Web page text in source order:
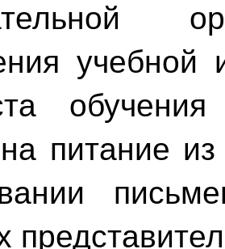
учебной
обучения
питание